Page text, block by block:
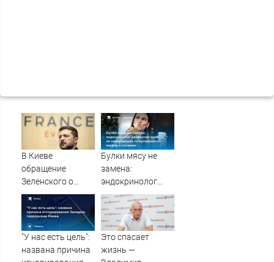
В Киеве
обращение
Зеленского о
Patriot назвали
«комедией»
Булки мясу не
замена:
эндокринолог
развенчал один
из набирающих
популярность
мифов о питании
"У нас есть цель":
названа причина
Это спасает
жизнь —